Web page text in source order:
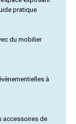
pratique
du mobilier
à
accessoires de